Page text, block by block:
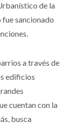
de la
fue sancionado
a través de
edificios
cuentan con la
busca